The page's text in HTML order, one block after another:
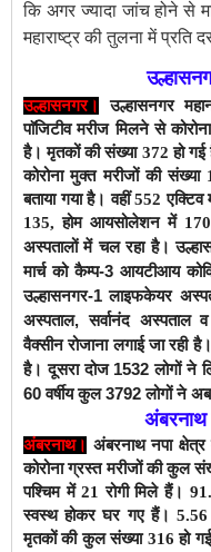
कि अगर ज्यादा जांच होने से
महाराष्ट्र की तुलना में प्रति
उल्हासनगर। उल्हासनगर
पाॅजिटीव मरीज मिलने से
है। मृतकों की संख्या 372 हो
कोरोना मुक्त मरीजों की
बताया गया है। वहीं552 एक्टिव
135, होम आयसोलेशन में 170
अस्पतालों में चल रहा है।
मार्च को कैम्प-3 आयटीआय
उल्हासनगर-1 लाइफकेयर
अस्पताल, सर्वानंद अस्पताल
वैक्सीन रोजाना लगाई जा रही
है। दूसरा दोज 1532 लोगों ने
60 वर्षीय कुल 3792 लोगों ने
अंबरनाथ। अंबरनाथ नपा
कोरोना ग्रस्त मरीजों की कुल
पश्चिम में 21 रोगी मिले हैं। 91
स्वस्थ होकर घर गए हैं। 5.56
मृतकों की कुल संख्या 316 हो